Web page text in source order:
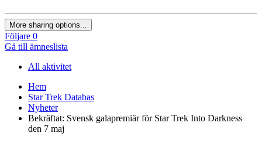
More sharing options...
Följare 0
Gå till ämneslista
All aktivitet
Hem
Star Trek Databas
Nyheter
Bekräftat: Svensk galapremiär för Star Trek Into Darkness
den 7 maj